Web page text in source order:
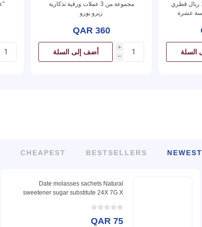
مجموعة 5 عملات من فئة 1 ريال قطري
عشرة
السلة
مجموعة من 3 عملات ورقية تذكارية
زيرو يورو
QAR 360
i
h
أضف إلى السلة
NEWEST
BESTSELLERS
CHEAPEST
Date molasses sachets Natural
sweetener sugar substitute 24X 7G X
QAR 75